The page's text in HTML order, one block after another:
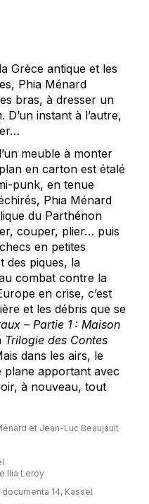
Grèce antique et les
Phia Ménard
bras, à dresser un
instant à l’autre,
meuble à monter
en carton est étalé
punk, en tenue
Phia Ménard
du Parthénon
couper, plier… puis
en petites
des piques, la
combat contre la
en crise, c’est
et les débris que se
– Partie 1 : Maison
Trilogie des Contes
dans les airs, le
apportant avec
à nouveau, tout
et Jean-Luc Beaujault
Ilia Leroy
14, Kassel